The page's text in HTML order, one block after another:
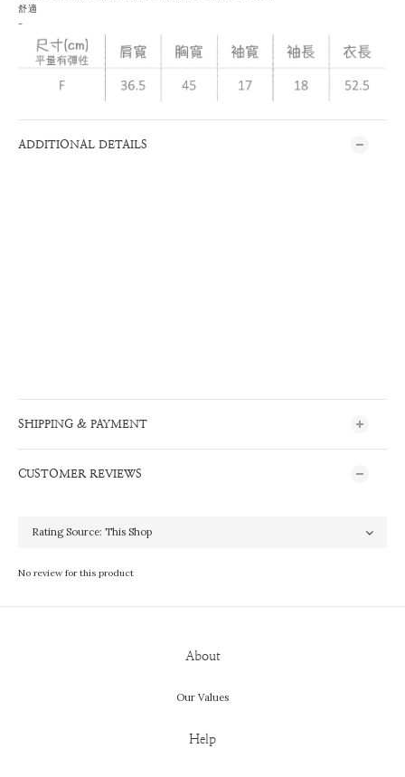
舒適
-
ADDITIONAL DETAILS
SHIPPING & PAYMENT
CUSTOMER REVIEWS
No review for this product
About
Our Values
Help